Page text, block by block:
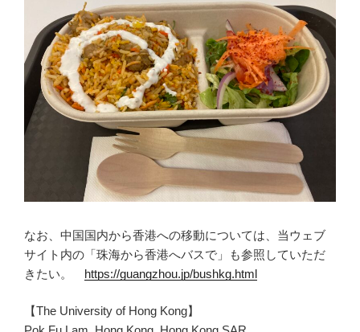
なお、中国国内から香港への移動については、当ウェブ
サイト内の「珠海から香港へバスで」も参照していただ
きたい。 https://guangzhou.jp/bushkg.html
【The University of Hong Kong】